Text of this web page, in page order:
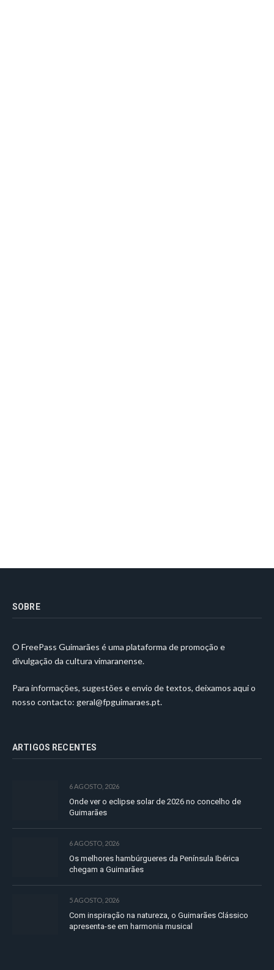
SOBRE
O FreePass Guimarães é uma plataforma de promoção e
divulgação da cultura vimaranense.
Para informações, sugestões e envio de textos, deixamos aqui o
nosso contacto: geral@fpguimaraes.pt.
ARTIGOS RECENTES
6 AGOSTO, 2026
Onde ver o eclipse solar de 2026 no concelho de
Guimarães
6 AGOSTO, 2026
Os melhores hambúrgueres da Península Ibérica
chegam a Guimarães
5 AGOSTO, 2026
Com inspiração na natureza, o Guimarães Clássico
apresenta-se em harmonia musical